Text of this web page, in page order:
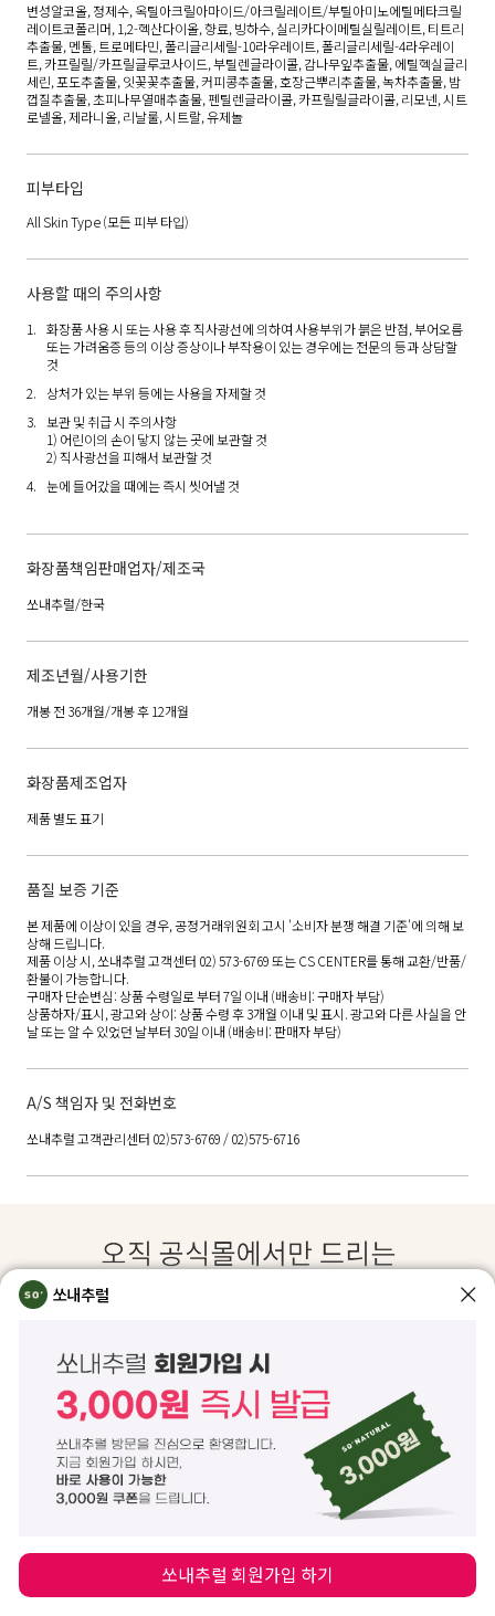
변성알코올, 정제수, 옥틸아크릴아마이드/아크릴레이트/부틸아미노에틸메타크릴
레이트코폴리머, 1,2-헥산다이올, 향료, 빙하수, 실리카다이메틸실릴레이트, 티트리
추출물, 멘톨, 트로메타민, 폴리글리세릴-10라우레이트, 폴리글리세릴-4라우레이
트, 카프릴릴/카프릴글루코사이드, 부틸렌글라이콜, 감나무잎추출물, 에틸헥실글리
세린, 포도추출물, 잇꽃꽃추출물, 커피콩추출물, 호장근뿌리추출물, 녹차추출물, 밤
껍질추출물, 초피나무열매추출물, 펜틸렌글라이콜, 카프릴릴글라이콜, 리모넨, 시트
로넬올, 제라니올, 리날룰, 시트랄, 유제놀
피부타입
All Skin Type(모든 피부 타입)
사용할 때의 주의사항
화장품 사용 시 또는 사용 후 직사광선에 의하여 사용부위가 붉은 반점, 부어오름
또는 가려움증 등의 이상 증상이나 부작용이 있는 경우에는 전문의 등과 상담할
것
상처가 있는 부위 등에는 사용을 자제할 것
보관 및 취급 시 주의사항
1) 어린이의 손이 닿지 않는 곳에 보관할 것
2) 직사광선을 피해서 보관할 것
눈에 들어갔을 때에는 즉시 씻어낼 것
화장품책임판매업자/제조국
쏘내추럴/한국
제조년월/사용기한
개봉 전 36개월/개봉 후 12개월
화장품제조업자
제품 별도 표기
품질 보증 기준
본 제품에 이상이 있을 경우, 공정거래위원회 고시 '소비자 분쟁 해결 기준'에 의해 보
상해 드립니다.
제품 이상 시, 쏘내추럴 고객센터 02) 573-6769 또는 CS CENTER를 통해 교환/반품/
환불이 가능합니다.
구매자 단순변심: 상품 수령일로 부터 7일 이내 (배송비: 구매자 부담)
상품하자/표시, 광고와 상이: 상품 수령 후 3개월 이내 및 표시. 광고와 다른 사실을 안
날 또는 알 수 있었던 날부터 30일 이내 (배송비: 판매자 부담)
A/S 책임자 및 전화번호
쏘내추럴 고객관리센터 02)573-6769 / 02)575-6716
쏘내추럴
쏘내추럴 회원가입 하기